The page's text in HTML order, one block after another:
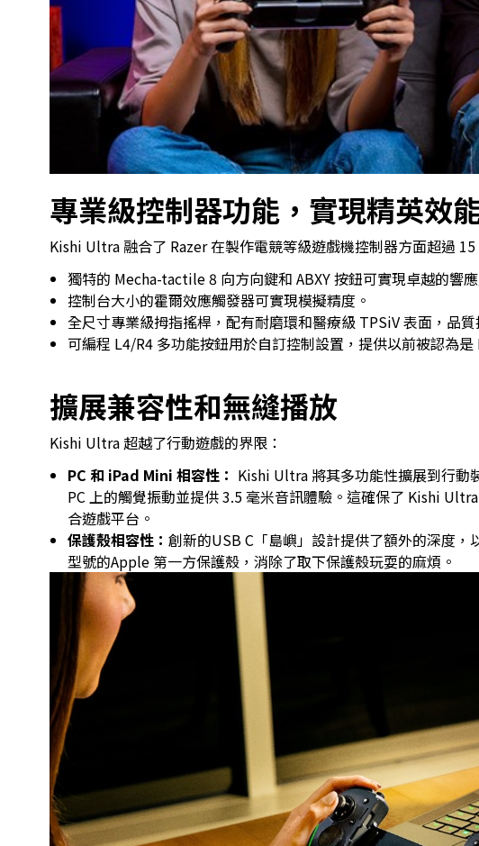
專業級控制器功能，實現精英效
Kishi Ultra 融合了 Razer 在製作電競等級遊戲機控制器方面超過 15
獨特的 Mecha-tactile 8 向方向鍵和 ABXY 按鈕可實現卓越的響
控制台大小的霍爾效應觸發器可實現模擬精度。
全尺寸專業級拇指搖桿，配有耐磨環和醫療級 TPSiV 表面，品質
可編程 L4/R4 多功能按鈕用於自訂控制設置，提供以前被認為是
擴展兼容性和無縫播放
Kishi Ultra 超越了行動遊戲的界限：
PC 和 iPad Mini 相容性： Kishi Ultra 將其多功能性擴展到行動
PC 上的觸覺振動並提供 3.5 毫米音訊體驗。這確保了 Kishi
合遊戲平台。
保護殼相容性： 創新的USB C「島嶼」設計提供了額外的深度
型號的Apple 第一方保護殼，消除了取下保護殼玩耍的麻煩。